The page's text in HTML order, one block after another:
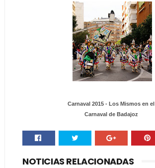
Carnaval 2015 - Los Mismos en el
Carnaval de Badajoz
NOTICIAS RELACIONADAS